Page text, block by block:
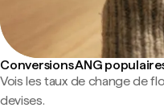
Conversions ANG
Vois les taux de change de
devises.